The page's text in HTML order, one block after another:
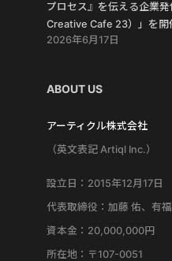
プロセス』を伝える企業
Creative Cafe 23）」を開
2026年6月17日
ABOUT US
アーティクル株式会社
（英文表記 Artiql Inc.）
設立日：2015年12月17日
代表取締役：加藤 佑、有
資本金：20,000,000円
所在地：〒107-0051